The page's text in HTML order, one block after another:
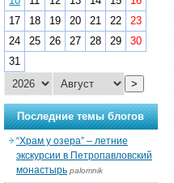
17
18 19 20 21 22
23
24
25 26 27 28 29
30
31
>
Последние темы блогов
“Храм у озера” – летние
экскурсии в Петропавловский
монастырь palomnik